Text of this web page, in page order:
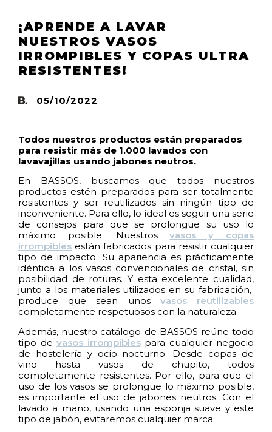
¡APRENDE A LAVAR
NUESTROS VASOS
IRROMPIBLES Y COPAS ULTRA
RESISTENTES!
05/10/2022
Todos nuestros productos están preparados
para resistir más de 1.000 lavados con
lavavajillas usando jabones neutros.
En BASSOS, buscamos que todos nuestros
productos estén preparados para ser totalmente
resistentes y ser reutilizados sin ningún tipo de
inconveniente. Para ello, lo ideal es seguir una serie
de consejos para que se prolongue su uso lo
máximo posible. Nuestrosvasos y copas
irrompibles están fabricados para resistir cualquier
tipo de impacto. Su apariencia es prácticamente
idéntica a los vasos convencionales de cristal, sin
posibilidad de roturas. Y esta excelente cualidad,
junto a los materiales utilizados en su fabricación,
produce que sean unos vasos reutilizables
completamente respetuosos con la naturaleza.
Además, nuestro catálogo de BASSOS reúne todo
tipo de vasos irrompiblespara cualquier negocio
de hostelería y ocio nocturno. Desde copas de
vino hasta vasos de chupito, todos
completamente resistentes. Por ello, para que el
uso de los vasos se prolongue lo máximo posible,
es importante el uso de jabones neutros. Con el
lavado a mano, usando una esponja suave y este
tipo de jabón, evitaremos cualquier marca.